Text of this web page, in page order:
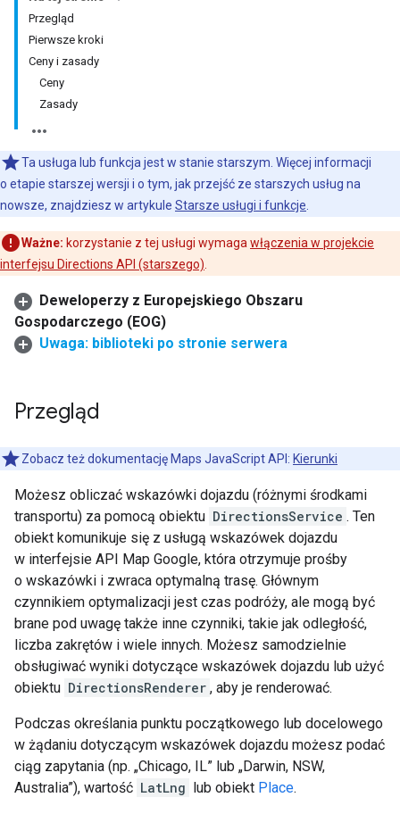
Przegląd
Pierwsze kroki
Ceny i zasady
Ceny
Zasady
Ta usługa lub funkcja jest w stanie starszym. Więcej informacji
o etapie starszej wersji i o tym, jak przejść ze starszych usług na
nowsze, znajdziesz w artykule Starsze usługi i funkcje.
Ważne: korzystanie z tej usługi wymagawłączenia w projekcie
interfejsu Directions API (starszego).
Deweloperzy z Europejskiego Obszaru
Gospodarczego (EOG)
Uwaga: biblioteki po stronie serwera
Przegląd
Zobacz też dokumentację Maps JavaScript API: Kierunki
Możesz obliczać wskazówki dojazdu (różnymi środkami
transportu) za pomocą obiektu DirectionsService . Ten
obiekt komunikuje się z usługą wskazówek dojazdu
w interfejsie API Map Google, która otrzymuje prośby
o wskazówki i zwraca optymalną trasę. Głównym
czynnikiem optymalizacji jest czas podróży, ale mogą być
brane pod uwagę także inne czynniki, takie jak odległość,
liczba zakrętów i wiele innych. Możesz samodzielnie
obsługiwać wyniki dotyczące wskazówek dojazdu lub użyć
obiektu DirectionsRenderer , aby je renderować.
Podczas określania punktu początkowego lub docelowego
w żądaniu dotyczącym wskazówek dojazdu możesz podać
ciąg zapytania (np. „Chicago, IL” lub „Darwin, NSW,
Australia”), wartość LatLng lub obiekt Place.